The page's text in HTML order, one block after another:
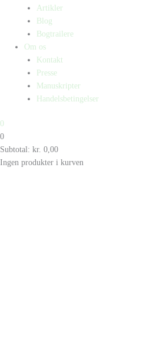
Artikler
Blog
Bogtrailere
Om os
Kontakt
Presse
Manuskripter
Handelsbetingelser
0
0
Subtotal: kr. 0,00
Ingen produkter i kurven